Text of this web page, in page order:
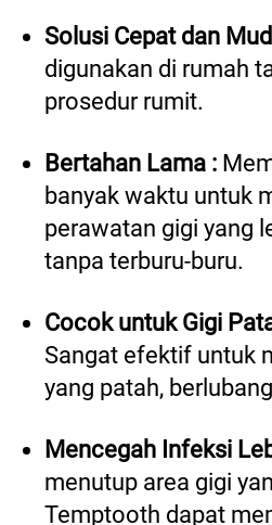
Solusi Cepat dan
digunakan di rumah
prosedur rumit.
Bertahan Lama :
banyak waktu untuk
perawatan gigi yang
tanpa terburu-buru.
Cocok untuk Gigi
Sangat efektif untuk
yang patah,
Mencegah Infeksi
menutup area gigi
Temptooth dapat